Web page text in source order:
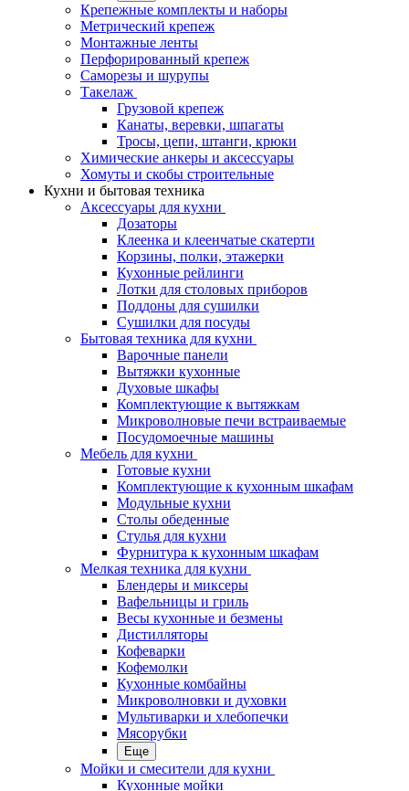
Крепежные комплекты и наборы
Метрический крепеж
Монтажные ленты
Перфорированный крепеж
Саморезы и шурупы
Такелаж
Грузовой крепеж
Канаты, веревки, шпагаты
Тросы, цепи, штанги, крюки
Химические анкеры и аксессуары
Хомуты и скобы строительные
Кухни и бытовая техника
Аксессуары для кухни
Дозаторы
Клеенка и клеенчатые скатерти
Корзины, полки, этажерки
Кухонные рейлинги
Лотки для столовых приборов
Поддоны для сушилки
Сушилки для посуды
Бытовая техника для кухни
Варочные панели
Вытяжки кухонные
Духовые шкафы
Комплектующие к вытяжкам
Микроволновые печи встраиваемые
Посудомоечные машины
Мебель для кухни
Готовые кухни
Комплектующие к кухонным шкафам
Модульные кухни
Столы обеденные
Стулья для кухни
Фурнитура к кухонным шкафам
Мелкая техника для кухни
Блендеры и миксеры
Вафельницы и гриль
Весы кухонные и безмены
Дистилляторы
Кофеварки
Кофемолки
Кухонные комбайны
Микроволновки и духовки
Мультиварки и хлебопечки
Мясорубки
Еще
Мойки и смесители для кухни
Кухонные мойки